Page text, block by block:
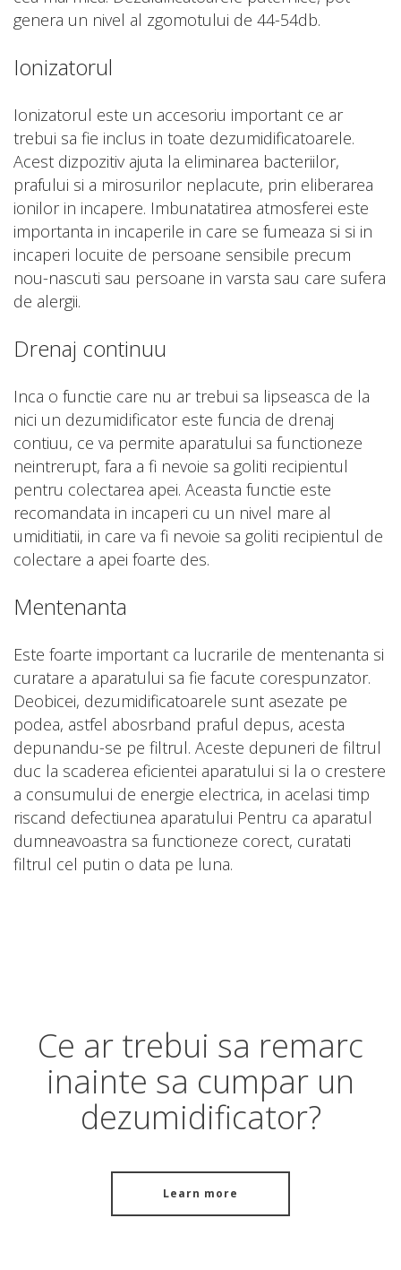
genera un nivel al zgomotului de 44-54db.
Ionizatorul
Ionizatorul este un accesoriu important ce ar
trebui sa fie inclus in toate dezumidificatoarele.
Acest dizpozitiv ajuta la eliminarea bacteriilor,
prafului si a mirosurilor neplacute, prin eliberarea
ionilor in incapere. Imbunatatirea atmosferei este
importanta in incaperile in care se fumeaza si si in
incaperi locuite de persoane sensibile precum
nou-nascuti sau persoane in varsta sau care sufera
de alergii.
Drenaj continuu
Inca o functie care nu ar trebui sa lipseasca de la
nici un dezumidificator este funcia de drenaj
contiuu, ce va permite aparatului sa functioneze
neintrerupt, fara a fi nevoie sa goliti recipientul
pentru colectarea apei. Aceasta functie este
recomandata in incaperi cu un nivel mare al
umiditiatii, in care va fi nevoie sa goliti recipientul de
colectare a apei foarte des.
Mentenanta
Este foarte important ca lucrarile de mentenanta si
curatare a aparatului sa fie facute corespunzator.
Deobicei, dezumidificatoarele sunt asezate pe
podea, astfel abosrband praful depus, acesta
depunandu-se pe filtrul. Aceste depuneri de filtrul
duc la scaderea eficientei aparatului si la o crestere
a consumului de energie electrica, in acelasi timp
riscand defectiunea aparatului Pentru ca aparatul
dumneavoastra sa functioneze corect, curatati
filtrul cel putin o data pe luna.
Ce ar trebui sa remarc
inainte sa cumpar un
dezumidificator?
Learn more